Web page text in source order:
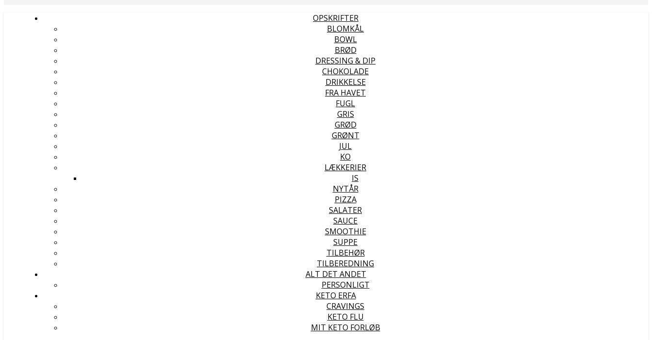
OPSKRIFTER
BLOMKÅL
BOWL
BRØD
DRESSING & DIP
CHOKOLADE
DRIKKELSE
FRA HAVET
FUGL
GRIS
GRØD
GRØNT
JUL
KO
LÆKKERIER
IS
NYTÅR
PIZZA
SALATER
SAUCE
SMOOTHIE
SUPPE
TILBEHØR
TILBEREDNING
ALT DET ANDET
PERSONLIGT
KETO ERFA
CRAVINGS
KETO FLU
MIT KETO FORLØB